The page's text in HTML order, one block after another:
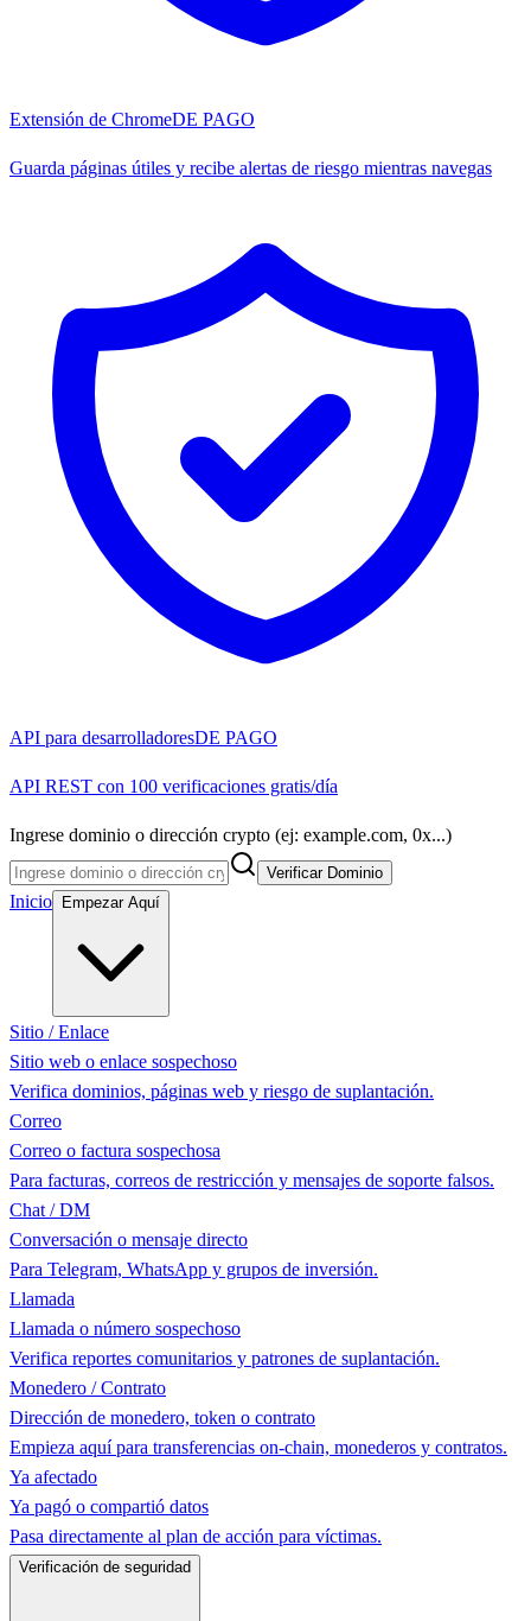
Extensión de ChromeDE PAGO
Guarda páginas útiles y recibe alertas de riesgo mientras navegas
API para desarrolladoresDE PAGO
API REST con 100 verificaciones gratis/día
Ingrese dominio o dirección crypto (ej: example.com, 0x...)
Verificar Dominio
Inicio Empezar Aquí
Sitio / Enlace
Sitio web o enlace sospechoso
Verifica dominios, páginas web y riesgo de suplantación.
Correo
Correo o factura sospechosa
Para facturas, correos de restricción y mensajes de soporte falsos.
Chat / DM
Conversación o mensaje directo
Para Telegram, WhatsApp y grupos de inversión.
Llamada
Llamada o número sospechoso
Verifica reportes comunitarios y patrones de suplantación.
Monedero / Contrato
Dirección de monedero, token o contrato
Empieza aquí para transferencias on-chain, monederos y contratos.
Ya afectado
Ya pagó o compartió datos
Pasa directamente al plan de acción para víctimas.
Verificación de seguridad